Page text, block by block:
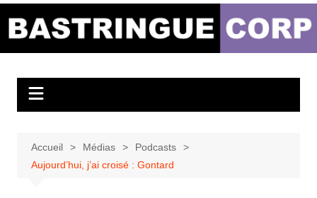
Bastringue Corp –
Musicales
Accueil Médias
Podcasts
Aujourd’hui, j’ai croisé : Gontard